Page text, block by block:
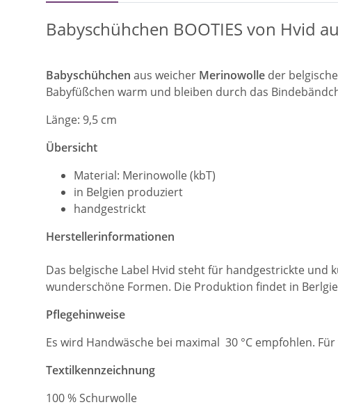
Babyschühchen BOOTIES von Hvid
Babyschühchen aus weicher Merinowolle der
Babyfüßchen warm und bleiben durch das
Länge: 9,5 cm
Übersicht
Material: Merinowolle (kbT)
in Belgien produziert
handgestrickt
Herstellerinformationen
Das belgische Label Hvid steht für handgestrickte
wunderschöne Formen. Die Produktion findet in
Pflegehinweise
Es wird Handwäsche bei maximal 30 °C empfohlen.
Textilkennzeichnung
100 % Schurwolle